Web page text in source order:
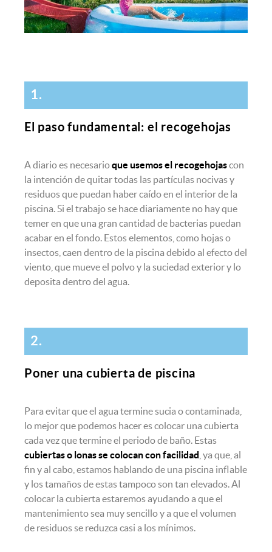
1.
El paso fundamental: el recogehojas
A diario es necesarioque usemos el recogehojascon
la intención de quitar todas las partículas nocivas y
residuos que puedan haber caído en el interior de la
piscina. Si el trabajo se hace diariamente no hay que
temer en que una gran cantidad de bacterias puedan
acabar en el fondo. Estos elementos, como hojas o
insectos, caen dentro de la piscina debido al efecto del
viento, que mueve el polvo y la suciedad exterior y lo
deposita dentro del agua.
2.
Poner una cubierta de piscina
Para evitar que el agua termine sucia o contaminada,
lo mejor que podemos hacer es colocar una cubierta
cada vez que termine el periodo de baño. Estas
cubiertas o lonas se colocan con facilidad , ya que, al
fin y al cabo, estamos hablando de una piscina inflable
y los tamaños de estas tampoco son tan elevados. Al
colocar la cubierta estaremos ayudando a que el
mantenimiento sea muy sencillo y a que el volumen
de residuos se reduzca casi a los mínimos.